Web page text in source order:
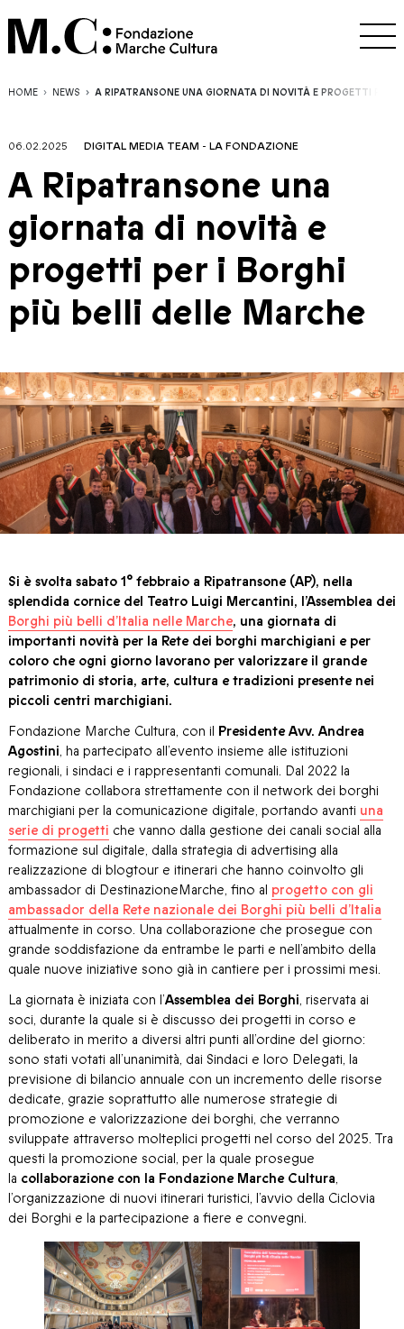
HOME NEWS A RIPATRANSONE UNA GIORNATA DI NOVITÀ E PROGETTI PER I
06.02.2025 DIGITAL MEDIA TEAM - LA FONDAZIONE
A Ripatransone una
giornata di novità e
progetti per i Borghi
più belli delle Marche
Si è svolta sabato 1° febbraio a Ripatransone (AP), nella
splendida cornice del Teatro Luigi Mercantini, l’Assemblea dei
Borghi più belli d’Italia nelle Marche, una giornata di
importanti novità per la Rete dei borghi marchigiani e per
coloro che ogni giorno lavorano per valorizzare il grande
patrimonio di storia, arte, cultura e tradizioni presente nei
piccoli centri marchigiani.
Fondazione Marche Cultura, con il Presidente Avv. Andrea
Agostini, ha partecipato all’evento insieme alle istituzioni
regionali, i sindaci e i rappresentanti comunali. Dal 2022 la
Fondazione collabora strettamente con il network dei borghi
marchigiani per la comunicazione digitale, portando avanti una
serie di progetti che vanno dalla gestione dei canali social alla
formazione sul digitale, dalla strategia di advertising alla
realizzazione di blogtour e itinerari che hanno coinvolto gli
ambassador di DestinazioneMarche, fino al progetto con gli
ambassador della Rete nazionale dei Borghi più belli d’Italia
attualmente in corso. Una collaborazione che prosegue con
grande soddisfazione da entrambe le parti e nell’ambito della
quale nuove iniziative sono già in cantiere per i prossimi mesi.
La giornata è iniziata con l’Assemblea dei Borghi, riservata ai
soci, durante la quale si è discusso dei progetti in corso e
deliberato in merito a diversi altri punti all’ordine del giorno:
sono stati votati all’unanimità, dai Sindaci e loro Delegati, la
previsione di bilancio annuale con un incremento delle risorse
dedicate, grazie soprattutto alle numerose strategie di
promozione e valorizzazione dei borghi, che verranno
sviluppate attraverso molteplici progetti nel corso del 2025. Tra
questi la promozione social, per la quale prosegue
la collaborazione con la Fondazione Marche Cultura,
l’organizzazione di nuovi itinerari turistici, l’avvio della Ciclovia
dei Borghi e la partecipazione a fiere e convegni.